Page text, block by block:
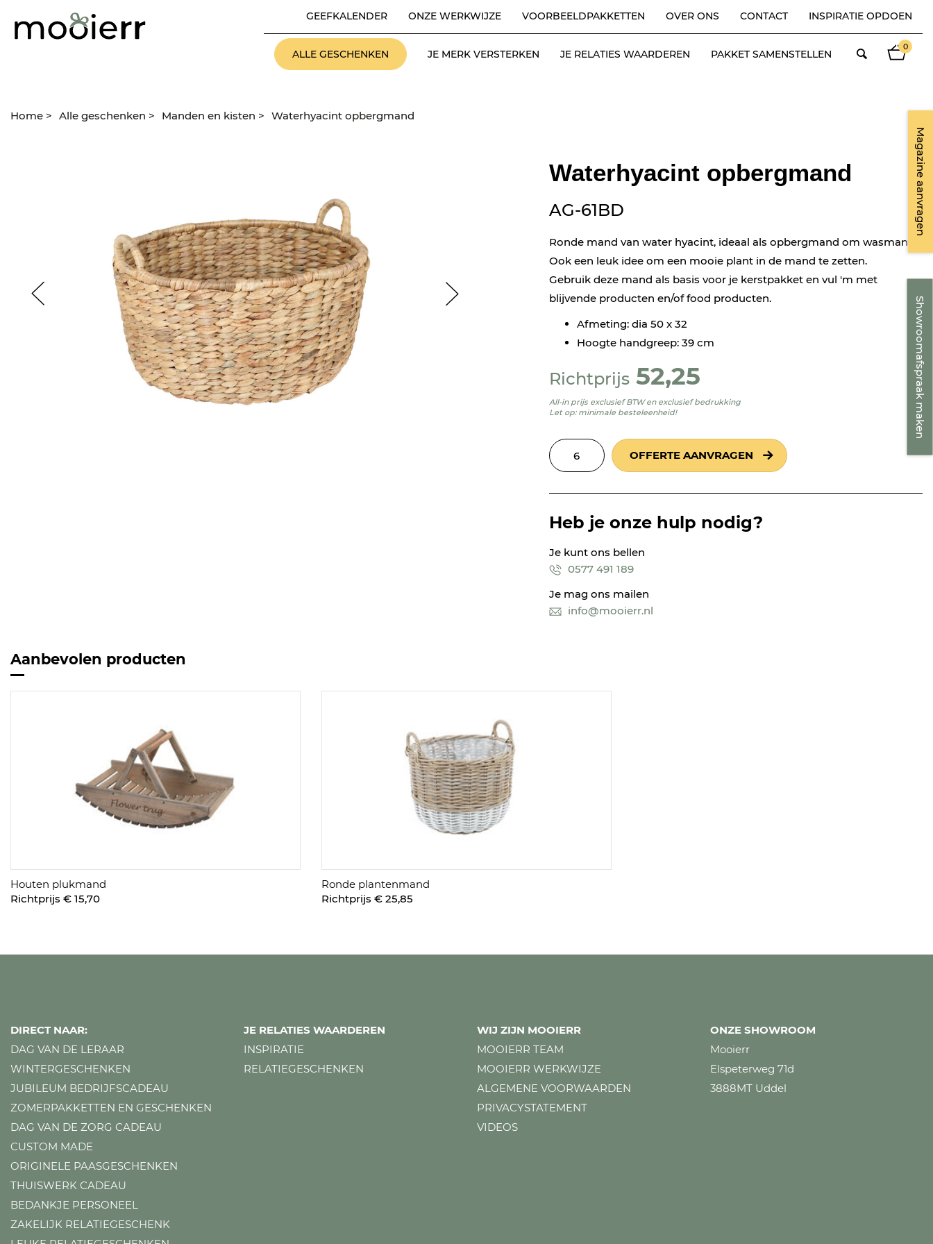
GEEFKALENDER ONZE WERKWIJZE VOORBEELDPAKKETTEN OVER ONS CONTACT INSPIRATIE OPDOEN
ALLE GESCHENKEN JE MERK VERSTERKEN JE RELATIES WAARDEREN PAKKET SAMENSTELLEN
0
Home > Alle geschenken > Manden en kisten > Waterhyacint opbergmand
Waterhyacint opbergmand
AG-61BD
Ronde mand van water hyacint, ideaal als opbergmand om wasmand.
Ook een leuk idee om een mooie plant in de mand te zetten.
Gebruik deze mand als basis voor je kerstpakket en vul 'm met
blijvende producten en/of food producten.
Afmeting: dia 50 x 32
Hoogte handgreep: 39 cm
Richtprijs 52,25
All-in prijs exclusief BTW en exclusief bedrukking
Let op: minimale besteleenheid!
OFFERTE AANVRAGEN
Heb je onze hulp nodig?
Je kunt ons bellen
0577 491 189
Je mag ons mailen
info@mooierr.nl
Aanbevolen producten
Houten plukmand
Richtprijs € 15,70
Ronde plantenmand
Richtprijs € 25,85
DIRECT NAAR:
DAG VAN DE LERAAR
WINTERGESCHENKEN
JUBILEUM BEDRIJFSCADEAU
ZOMERPAKKETTEN EN GESCHENKEN
DAG VAN DE ZORG CADEAU
CUSTOM MADE
ORIGINELE PAASGESCHENKEN
THUISWERK CADEAU
BEDANKJE PERSONEEL
ZAKELIJK RELATIEGESCHENK
JE RELATIES WAARDEREN
INSPIRATIE
RELATIEGESCHENKEN
WIJ ZIJN MOOIERR
MOOIERR TEAM
MOOIERR WERKWIJZE
ALGEMENE VOORWAARDEN
PRIVACYSTATEMENT
VIDEOS
ONZE SHOWROOM
Mooierr
Elspeterweg 71d
3888MT Uddel
Magazine aanvragen
Showroomafspraak maken